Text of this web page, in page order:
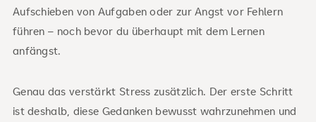
Aufschieben von Aufgaben oder zur Angst vor Fehlern
führen – noch bevor du überhaupt mit dem Lernen
anfängst.
Genau das verstärkt Stress zusätzlich. Der erste Schritt
ist deshalb, diese Gedanken bewusst wahrzunehmen und